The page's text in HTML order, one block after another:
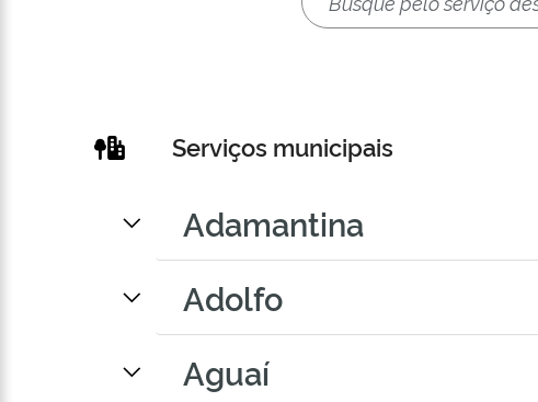
Serviços municipais
Adamantina
Adolfo
Aguaí